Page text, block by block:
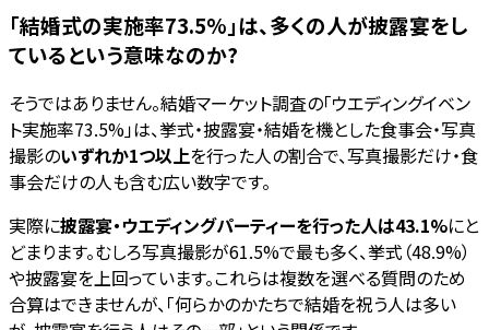
「結婚式の実施率73.5%」は、多くの人が披露宴をし
ているという意味なのか?
そうではありません。結婚マーケット調査の「ウエディングイベン
ト実施率73.5%」は、挙式・披露宴・結婚を機とした食事会・写真
撮影のいずれか1つ以上を行った人の割合で、写真撮影だけ・食
事会だけの人も含む広い数字です。
実際に披露宴・ウエディングパーティーを行った人は43.1%にと
どまります。むしろ写真撮影が61.5%で最も多く、挙式（48.9%）
や披露宴を上回っています。これらは複数を選べる質問のため
合算はできませんが、「何らかのかたちで結婚を祝う人は多い